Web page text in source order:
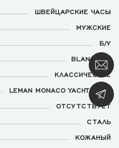
ШВЕЙЦАРСКИЕ ЧАСЫ
МУЖСКИЕ
Б/У
BLANCPAIN
КЛАССИЧЕСКИЕ
LEMAN MONACO YACHT SHOW
ОТСУТСТВУЕТ
СТАЛЬ
КОЖАНЫЙ